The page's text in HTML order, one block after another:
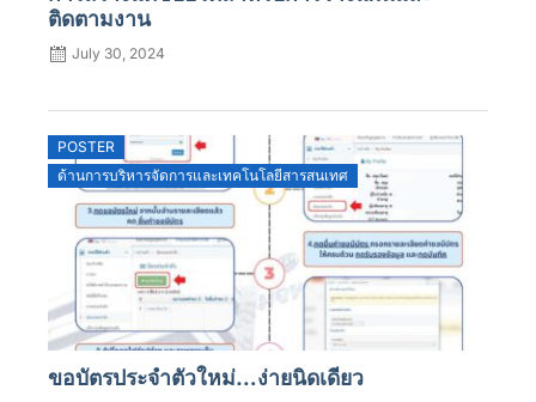
ติดตามงาน
July 30, 2024
POSTER
ด้านการบริหารจัดการและเทคโนโลยีสารสนเทศ
ขอบัตรประจำตัวใหม่…ง่ายนิดเดียว